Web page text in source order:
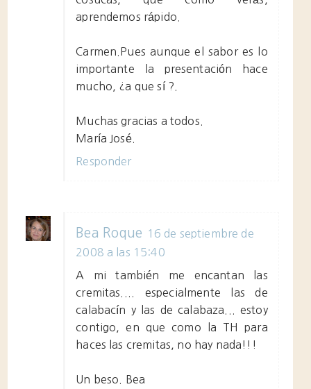
aprendemos rápido.
Carmen.Pues aunque el sabor es lo
importante la presentación hace
mucho, ¿a que sí ?.
Muchas gracias a todos.
María José.
Responder
Bea Roque
16 de septiembre de
2008 a las 15:40
A mi también me encantan las
cremitas.... especialmente las de
calabacín y las de calabaza... estoy
contigo, en que como la TH para
haces las cremitas, no hay nada!!!
Un beso. Bea